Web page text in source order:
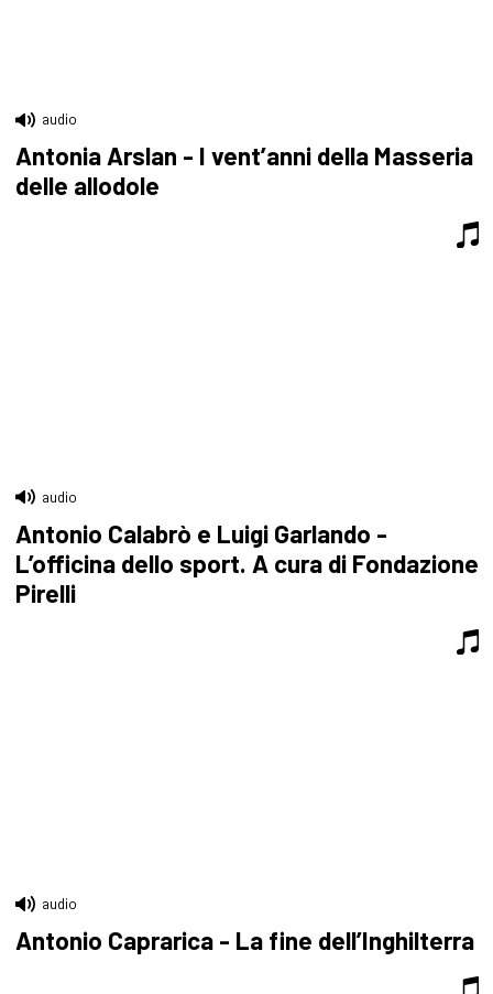
audio
Antonia Arslan - I vent’anni della Masseria
delle allodole
audio
Antonio Calabrò e Luigi Garlando -
L’officina dello sport. A cura di Fondazione
Pirelli
audio
Antonio Caprarica - La fine dell’Inghilterra